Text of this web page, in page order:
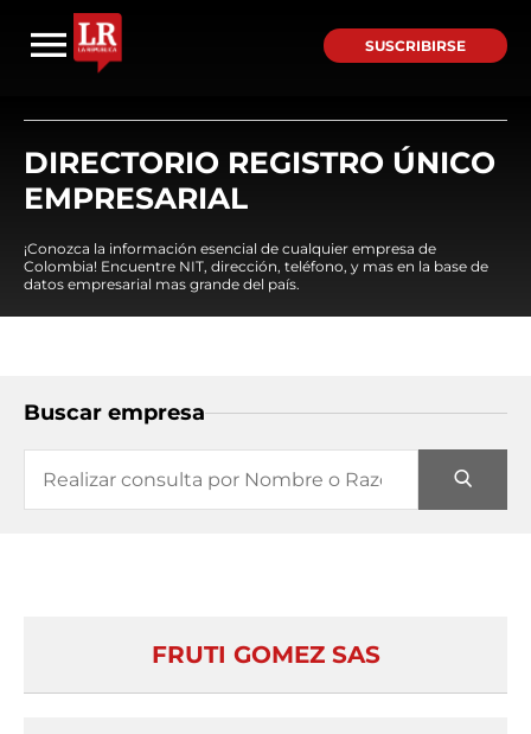
SUSCRIBIRSE
DIRECTORIO REGISTRO ÚNICO
EMPRESARIAL
¡Conozca la información esencial de cualquier empresa de
Colombia! Encuentre NIT, dirección, teléfono, y mas en la base de
datos empresarial mas grande del país.
Buscar empresa
FRUTI GOMEZ SAS